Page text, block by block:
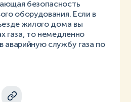
безопасность
оборудования. Если в
жилого дома вы
газа, то немедленно
аварийную службу газа по